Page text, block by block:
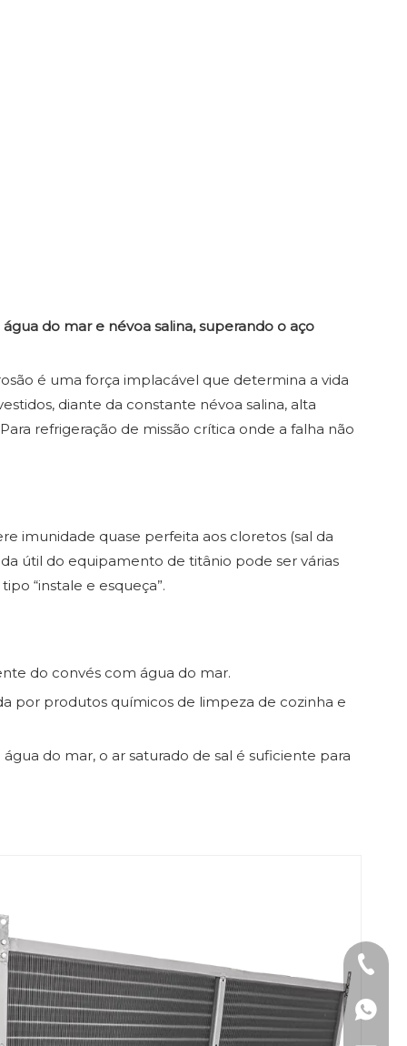
do mar e névoa salina, superando o aço
é uma força implacável que determina a vida
diante da constante névoa salina, alta
refrigeração de missão crítica onde a falha não
imunidade quase perfeita aos cloretos (sal da
útil do equipamento de titânio pode ser várias
“instale e esqueça”.
do convés com água do mar.
por produtos químicos de limpeza de cozinha e
do mar, o ar saturado de sal é suficiente para
Tel: